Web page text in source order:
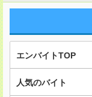
エンバイトTOP
人気のバイト